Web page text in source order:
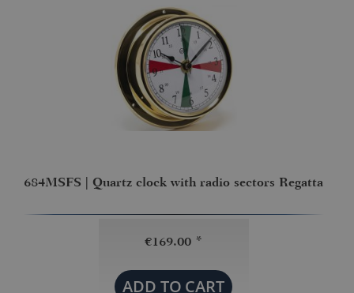
684MSFS | Quartz clock with radio sectors Regatta
€169.00 *
ADD TO CART